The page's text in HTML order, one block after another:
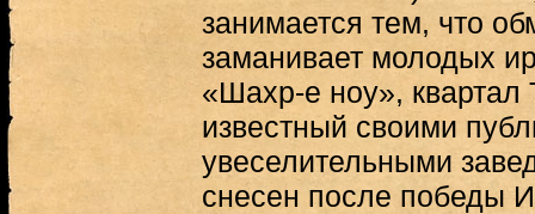
занимается тем, что
заманивает молодых
«Шахр-е ноу», квартал
известный своими
увеселительными
снесен после победы